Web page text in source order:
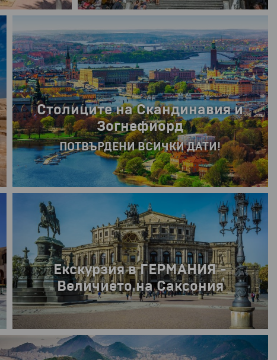
8 дни
8 дни
Екскурзия в СКАНДИНАВИЯ
Стокхолм, Осло, Копенхаген, Берген и
Фиордите в Норвегия
Най-доброто от Южна Африка
от3499 €6843.45 лв.
10 дни
РАННИ ЗАПИСВАНИЯ